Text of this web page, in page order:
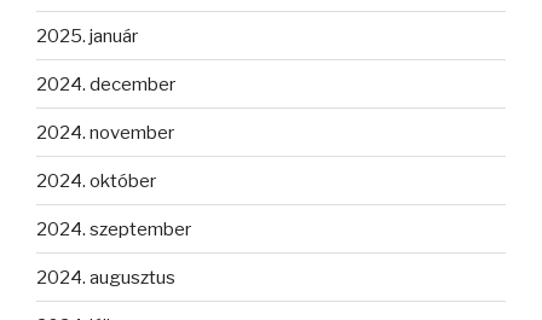
2025. január
2024. december
2024. november
2024. október
2024. szeptember
2024. augusztus